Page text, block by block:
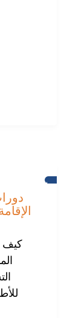
برايتون
كيف